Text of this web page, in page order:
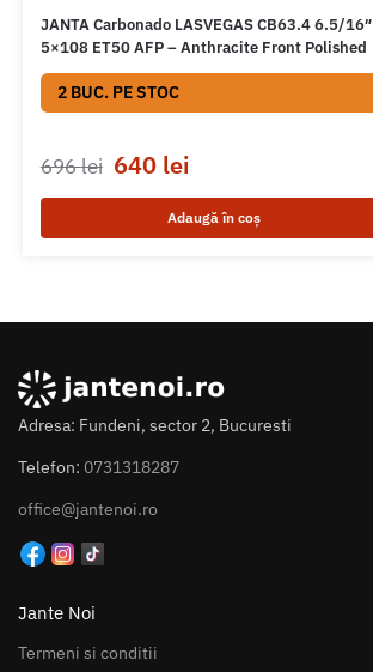
JANTA Carbonado LASVEGAS CB63.4 6.5/16″
5×108 ET50 AFP – Anthracite Front Polished
2 BUC. PE STOC
696lei 640 lei
Adaugă în coș
Adresa: Fundeni, sector 2, Bucuresti
Telefon: 0731318287
office@jantenoi.ro
Jante Noi
Termeni si conditii